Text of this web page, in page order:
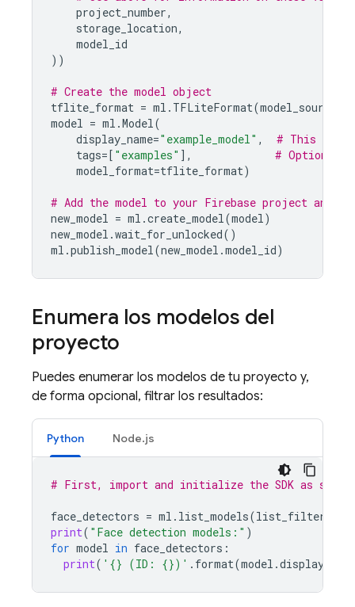
project_number,
storage_location,
model_id
))
# Create the model object
tflite_format = ml . TFLiteFormat(model_source
model = ml .Model(
display_name="example_model" ,
# This is
tags=[ "examples" ],
# Optional
model_format=tflite_format)
# Add the model to your Firebase project and
new_model = ml .create_model(model)
new_model .wait_for_unlocked()
ml .publish_model(new_model .model_id)
Enumera los modelos del
proyecto
Puedes enumerar los modelos de tu proyecto y,
de forma opcional, filtrar los resultados:
Python Node.js
# First, import and initialize the SDK as shown
face_detectors = ml . list_models(list_filter
print( "Face detection models:" )
for model in face_detectors :
print( ' {} (ID: {})' . format(model .